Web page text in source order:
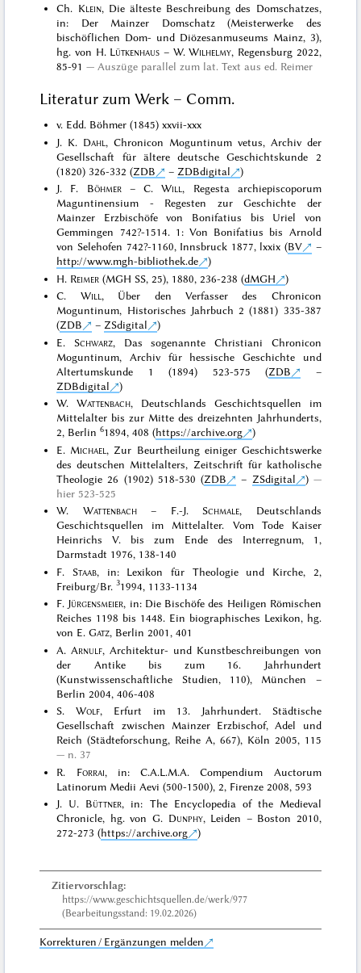
Ch. Klein, Die älteste Beschreibung des Domschatzes,
in: Der Mainzer Domschatz (Meisterwerke des
bischöflichen Dom- und Diözesanmuseums Mainz, 3),
hg. von H. Lütkenhaus – W.Wilhelmy, Regensburg 2022,
85-91
Auszüge parallel zum lat. Text aus ed. Reimer
Literatur zum Werk – Comm.
v. Edd. Böhmer (1845) xxvii-xxx
J. K. Dahl , Chronicon Moguntinum vetus, Archiv der
Gesellschaft für ältere deutsche Geschichtskunde 2
(1820) 326-332 (ZDB – ZDBdigital
)
J. F. Böhmer– C.Will, Regesta archiepiscoporum
Maguntinensium - Regesten zur Geschichte der
Mainzer Erzbischöfe von Bonifatius bis Uriel von
Gemmingen 742?-1514. 1: Von Bonifatius bis Arnold
von Selehofen 742?-1160, Innsbruck 1877, lxxix (BV
–
http://www.mgh-bibliothek.de
)
H. Reimer (MGH SS, 25), 1880, 236-238 (dMGH
)
C. Will, Über den Verfasser des Chronicon
Moguntinum, Historisches Jahrbuch 2 (1881) 335-387
(ZDB –ZSdigital
)
E. Schwarz, Das sogenannte Christiani Chronicon
Moguntinum, Archiv für hessische Geschichte und
Altertumskunde 1 (1894) 523-575 (ZDB
–
ZDBdigital
)
W.Wattenbach, Deutschlands Geschichtsquellen im
Mittelalter bis zur Mitte des dreizehnten Jahrhunderts,
2, Berlin61894, 408 (https://archive.org
)
E. Michael , Zur Beurtheilung einiger Geschichtswerke
des deutschen Mittelalters, Zeitschrift für katholische
Theologie 26 (1902) 518-530 (ZDB – ZSdigital
)
hier 523-525
W. Wattenbach– F.-J.Schmale, Deutschlands
Geschichtsquellen im Mittelalter. Vom Tode Kaiser
Heinrichs V. bis zum Ende des Interregnum, 1,
Darmstadt 1976, 138-140
F. Staab, in: Lexikon für Theologie und Kirche, 2,
Freiburg/Br.31994, 1133-1134
F. Jürgensmeier, in: Die Bischöfe des Heiligen Römischen
Reiches 1198 bis 1448. Ein biographisches Lexikon, hg.
von E.Gatz, Berlin 2001, 401
A.Arnulf, Architektur- und Kunstbeschreibungen von
der Antike bis zum 16. Jahrhundert
(Kunstwissenschaftliche Studien, 110), München –
Berlin 2004, 406-408
S.Wolf, Erfurt im 13. Jahrhundert. Städtische
Gesellschaft zwischen Mainzer Erzbischof, Adel und
Reich (Städteforschung, Reihe A, 667), Köln 2005, 115
n. 37
R. Forrai, in: C.A.L.M.A. Compendium Auctorum
Latinorum Medii Aevi (500-1500), 2, Firenze 2008, 593
J. U. Büttner, in: The Encyclopedia of the Medieval
Chronicle, hg. von G. Dunphy, Leiden – Boston 2010,
272-273 (https://archive.org )
Zitiervorschlag:
https://www.geschichtsquellen.de/werk/977
(Bearbeitungsstand: 19.02.2026)
Korrekturen / Ergänzungen melden